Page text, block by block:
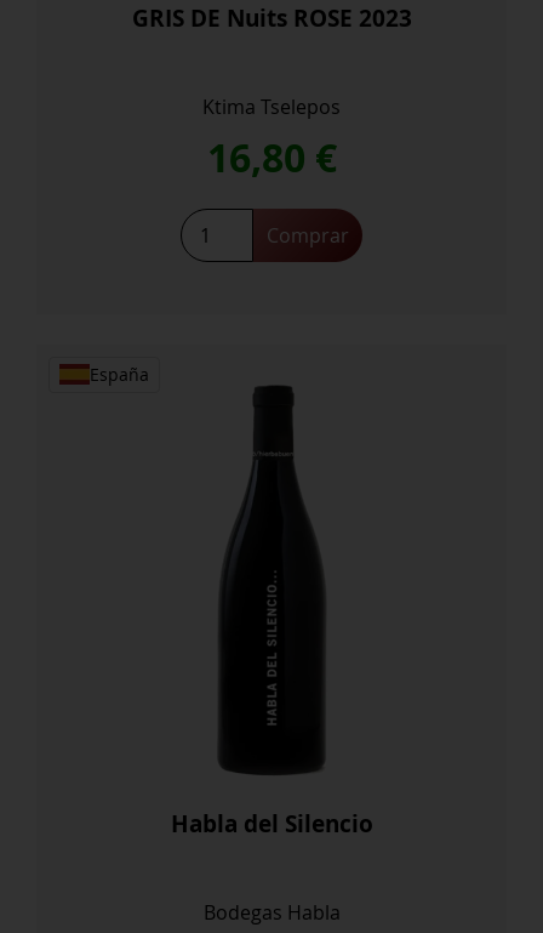
GRIS DE Nuits ROSE 2023
Ktima Tselepos
16,80 €
GRIS
DE
Comprar
España
Habla del Silencio
Bodegas Habla